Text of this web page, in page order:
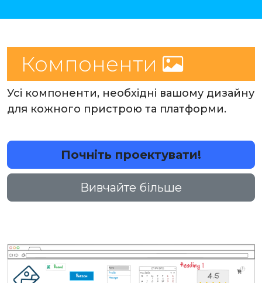
Компоненти
Усі компоненти, необхідні вашому дизайну
для кожного пристрою та платформи.
Почніть проектувати!
Вивчайте більше